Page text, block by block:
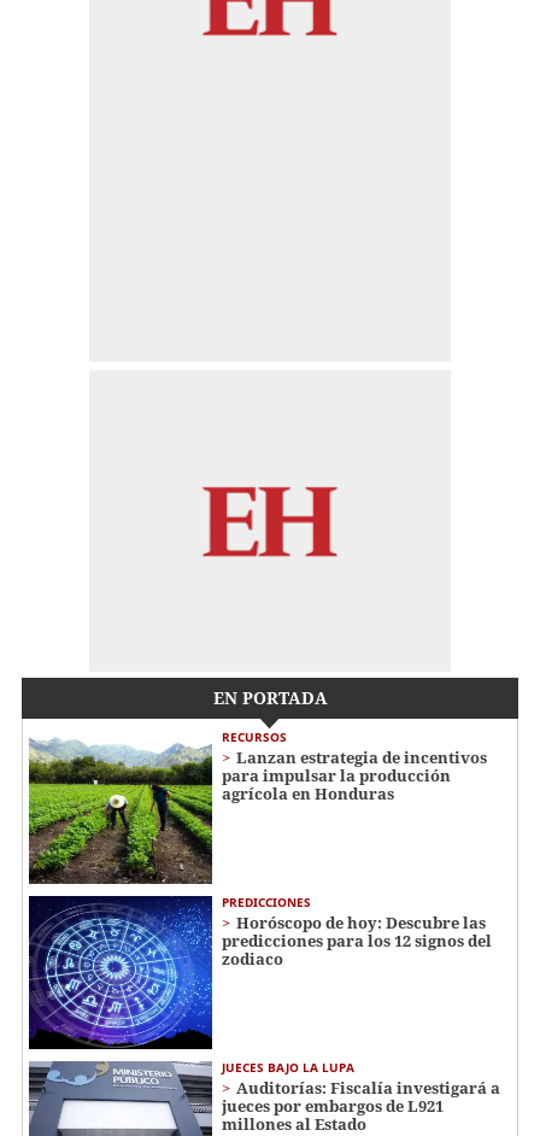
EN PORTADA
RECURSOS
Lanzan estrategia de incentivos
para impulsar la producción
agrícola en Honduras
PREDICCIONES
Horóscopo de hoy: Descubre las
predicciones para los 12 signos del
zodiaco
JUECES BAJO LA LUPA
Auditorías: Fiscalía investigará a
jueces por embargos de L921
millones al Estado